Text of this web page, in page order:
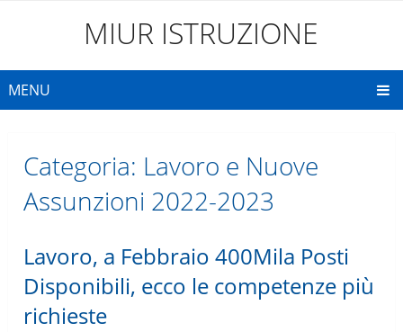
MIUR ISTRUZIONE
MENU
Categoria: Lavoro e Nuove
Assunzioni 2022-2023
Lavoro, a Febbraio 400Mila Posti
Disponibili, ecco le competenze più
richieste